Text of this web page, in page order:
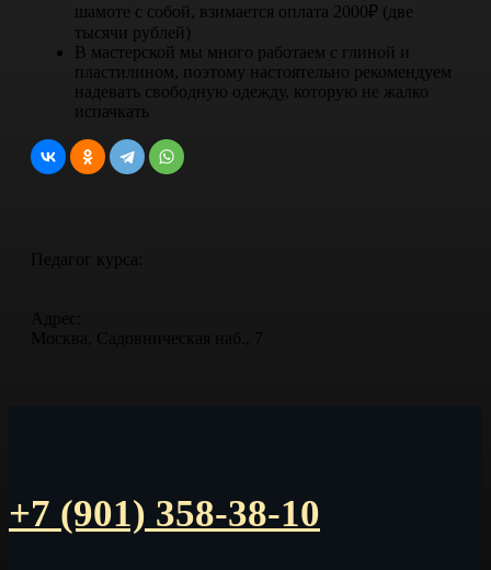
шамоте с собой, взимается оплата 2000₽ (две
тысячи рублей)
В мастерской мы много работаем с глиной и
пластилином, поэтому настоятельно рекомендуем
надевать свободную одежду, которую не жалко
испачкать
Педагог курса:
+7 (901) 358-38-10